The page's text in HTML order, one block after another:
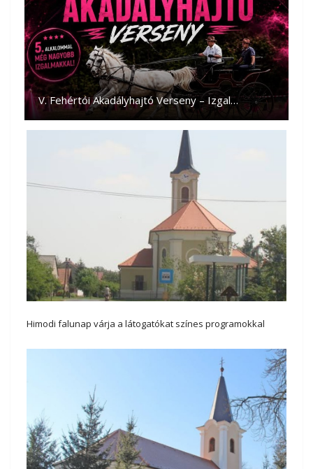
V. Fehértói Akadályhajtó Verseny – Izgal…
Himodi falunap várja a látogatókat színes programokkal